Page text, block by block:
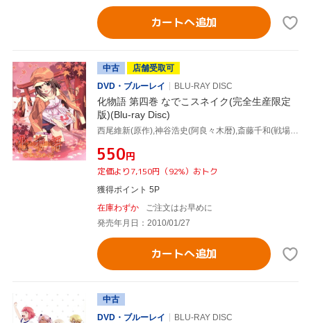
カートへ追加
中古
店舗受取可
DVD・ブルーレイ
BLU-RAY DISC
化物語 第四巻 なでこスネイク(完全生産限定
版)(Blu-ray Disc)
西尾維新(原作),神谷浩史(阿良々木暦),斎藤千和(戦場ヶ原ひたぎ),花澤香菜(千石撫子),渡辺明夫(キャラクターデザイン、総作画監督),神前暁(音楽)
¥550円
定価より7,150円（92%）おトク
獲得ポイント 5P
在庫わずか
ご注文はお早めに
発売年月日：2010/01/27
カートへ追加
中古
DVD・ブルーレイ
BLU-RAY DISC